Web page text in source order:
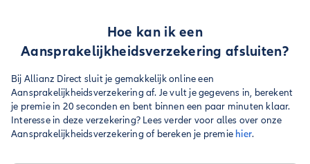
Hoe kan ik een
Aansprakelijkheidsverzekering afsluiten?
Bij Allianz Direct sluit je gemakkelijk online een
Aansprakelijkheidsverzekering af. Je vult je gegevens in, berekent
je premie in 20 seconden en bent binnen een paar minuten klaar.
Interesse in deze verzekering? Lees verder voor alles over onze
Aansprakelijkheidsverzekering of bereken je premie hier.